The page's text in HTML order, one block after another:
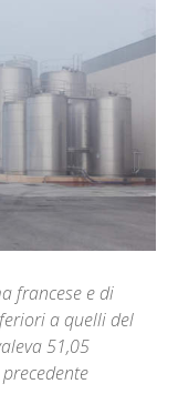
francese e di
a quelli del
51,05